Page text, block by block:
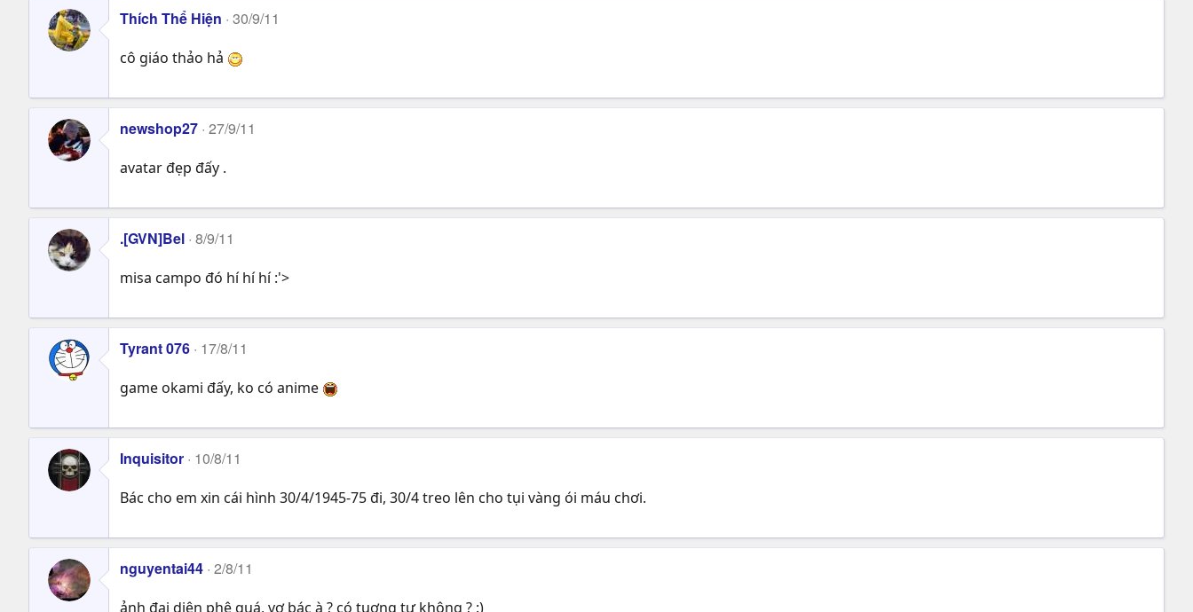
Thích Thể Hiện 30/9/11
cô giáo thảo hả
newshop27 27/9/11
avatar đẹp đấy .
.[GVN]Bel 8/9/11
misa campo đó hí hí hí :'>
Tyrant 076 17/8/11
game okami đấy, ko có anime
Inquisitor 10/8/11
Bác cho em xin cái hình 30/4/1945-75 đi, 30/4 treo lên cho tụi vàng ói máu chơi.
nguyentai44 2/8/11
ảnh đại diện phê quá, vợ bác à ? có tuơng tự không ? :)